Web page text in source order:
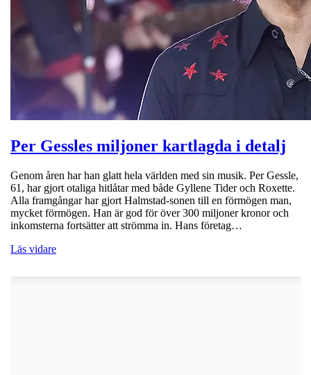
Per Gessles miljoner kartlagda i detalj
Genom åren har han glatt hela världen med sin musik. Per Gessle,
61, har gjort otaliga hitlåtar med både Gyllene Tider och Roxette.
Alla framgångar har gjort Halmstad-sonen till en förmögen man,
mycket förmögen. Han är god för över 300 miljoner kronor och
inkomsterna fortsätter att strömma in. Hans företag…
Läs vidare